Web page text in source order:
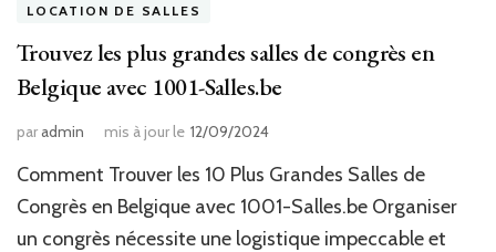
LOCATION DE SALLES
Trouvez les plus grandes salles de congrès en
Belgique avec 1001-Salles.be
paradmin mis à jour le 12/09/2024
Comment Trouver les 10 Plus Grandes Salles de
Congrès en Belgique avec 1001-Salles.be Organiser
un congrès nécessite une logistique impeccable et